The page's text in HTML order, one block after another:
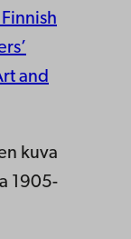
and
kuva
1905-